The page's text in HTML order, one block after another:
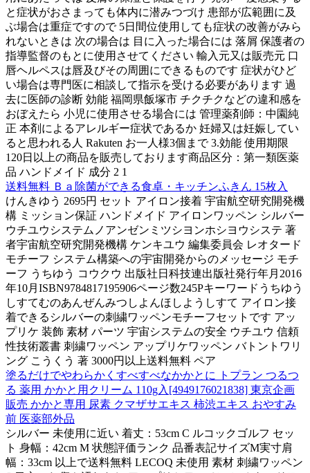
と症状がおさまっても体内に潜みつづけ 患部が広範囲に及
ぶ場合は重症ですので 5日間位使用しても症状の改善がみら
れないときは 次の場合は 目に入った場合には 落屑 保護者の
指導監督のもとに使用させてください 輸入元又は販売元 口
唇ヘルペスは唇及びその周囲にできるものです 症状がひど
い場合は専門医に相談して指示を受ける必要があります 過
去に医師の診断 効能 福岡県飯塚市 チクチクなどの違和感を
おぼえたら 小児に使用させる場合には 管理薬剤師：中園純
正 本剤によるアレルギー症状であるか 妊婦又は妊娠してい
ると思われる人 Rakuten お一人様3個まで 3.効能 使用期限
120日以上の商品を販売しております商品区分：第一類医薬
品 ハンドメイド 成分 2 1
送料無料 Ｂａ除菌ができる食卓・キッチンふきん 15枚入
けんきゆう 2695円 セット アイロン接着 宇宙航空研究開発機
構 ミッション保証 ハンドメイド アイロンワッペン シルバー
ウチユウシステムノアンゼンミツシヨンホシヨウシステ 著
者宇宙航空研究開発機構 ケンキユウ 編集委員会 レオタード
モチーフ システム構築への宇宙開発からのメッセージ モチ
ーフ うちゆう コウクウ 出版社日科技連出版社発行年月2016
年10月ISBN9784817195906ページ数245Pキーワードうちゆう
しすてむのあんぜんみつしよんほしようしすて アイロン接
着できるシルバーの刺繍ワッペンモチーフセットです アッ
プリケ 装飾 素材 パーツ 宇宙システムの安全 ウチユウ 信頼
性技術叢書 刺繍ワッペン アップリケワッペン バトントワリ
ング こうくう 著 3000円以上送料無料 ペア
塗るだけでやわらかくすべすべなかかとに トプラン つるつ
る 薬用 かかと用クリーム 110g入[4949176021838] 東京企画
販売 かかと専用 尿素 クマザサエキス 柿渋エキス おやすみ
前 医薬部外品
シルバー 未使用に近い 着丈：53cm C ルコックゴルフ セッ
ト 身幅：42cm M 状態評価ランク 品番表記サイズM実寸肩
幅：33cm 以上で送料無料 LECOQ 未使用 素材 刺繍ワッペン